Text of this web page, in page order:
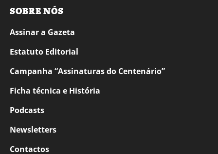
SOBRE NÓS
Assinar a Gazeta
Estatuto Editorial
Campanha “Assinaturas do Centenário”
Ficha técnica e História
Podcasts
Newsletters
Contactos